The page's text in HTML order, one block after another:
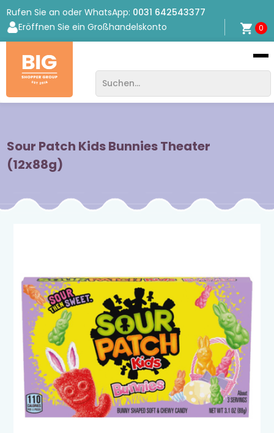
Rufen Sie an oder WhatsApp: 0031 642543377
Eröffnen Sie ein Großhandelskonto
0
Bigshopper
Group
Sour Patch Kids Bunnies Theater
(12x88g)